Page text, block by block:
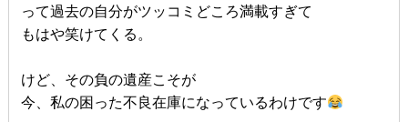
って過去の自分がツッコミどころ満載すぎて
もはや笑けてくる。
けど、その負の遺産こそが
今、私の困った不良在庫になっているわけです